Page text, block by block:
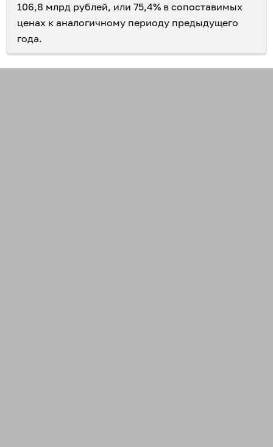
106,8 млрд рублей, или 75,4% в сопоставимых
ценах к аналогичному периоду предыдущего
года.